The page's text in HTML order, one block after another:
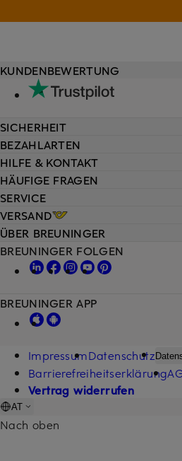
HILFE & KONTAKT
HÄUFIGE FRAGEN
SERVICE
VERSAND
KUNDENBEWERTUNG
SICHERHEIT
BEZAHLARTEN
ÜBER BREUNINGER
BREUNINGER FOLGEN
BREUNINGER APP
ImpressumDatenschutz
Barrierefreiheitserklärung
Vertrag widerrufen
AT
Nach oben